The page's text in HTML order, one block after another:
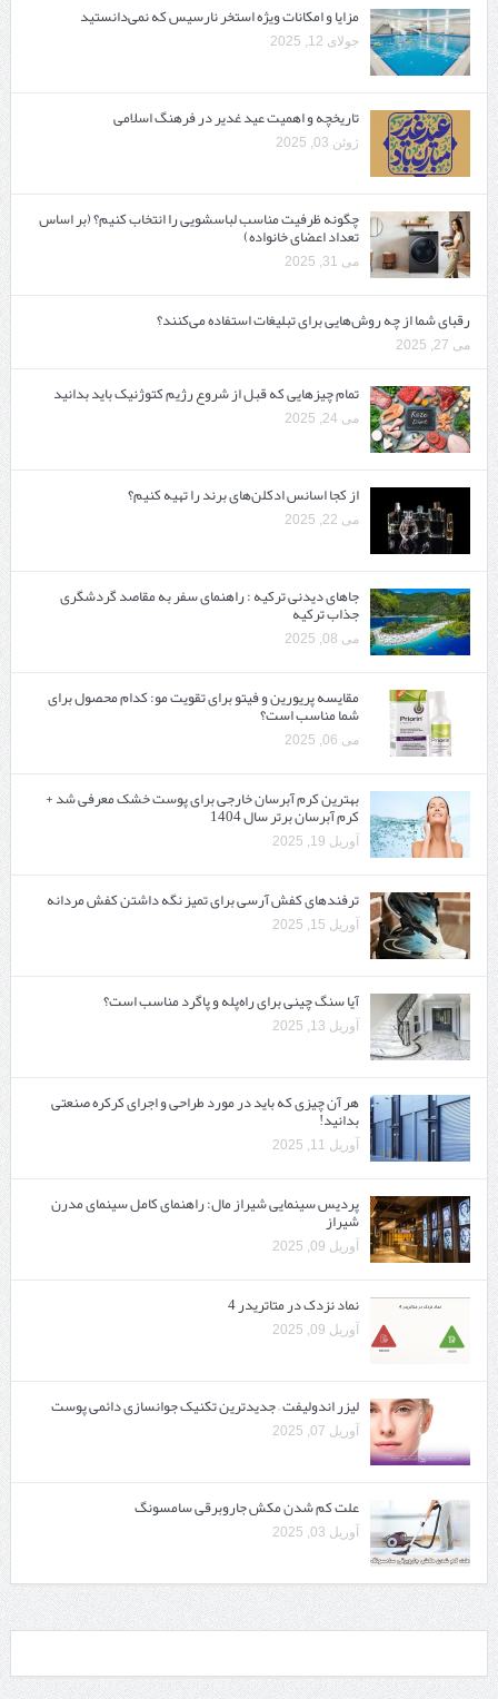
مزایا و امکانات ویژه استخر نارسیس که نمی‌دانستید
جولای 12, 2025
تاریخچه و اهمیت عید غدیر در فرهنگ اسلامی
ژوئن 03, 2025
چگونه ظرفیت مناسب لباسشویی را انتخاب کنیم؟ (بر اساس
تعداد اعضای خانواده)
می 31, 2025
رقبای شما از چه روش‌هایی برای تبلیغات استفاده می‌کنند؟
می 27, 2025
تمام چیزهایی که قبل از شروع رژیم کتوژنیک باید بدانید‎
می 24, 2025
از کجا اسانس ادکلن‌های برند را تهیه کنیم؟
می 22, 2025
جاهای دیدنی ترکیه : راهنمای سفر به مقاصد گردشگری
جذاب ترکیه
می 08, 2025
مقایسه پریورین و فیتو برای تقویت مو: کدام محصول برای
شما مناسب است؟
می 06, 2025
بهترین کرم آبرسان خارجی برای پوست خشک معرفی شد +
کرم آبرسان برتر سال 1404
آوریل 19, 2025
ترفندهای کفش آرسی برای تمیز نگه داشتن کفش مردانه
آوریل 15, 2025
آیا سنگ چینی برای راه‌پله و پاگرد مناسب است؟
آوریل 13, 2025
هر آن چیزی که باید در مورد طراحی و اجرای کرکره صنعتی
بدانید!
آوریل 11, 2025
پردیس سینمایی شیراز مال: راهنمای کامل سینمای مدرن
شیراز
آوریل 09, 2025
نماد نزدک در متاتریدر 4
آوریل 09, 2025
لیزر اندولیفت – جدیدترین تکنیک جوانسازی دائمی پوست
آوریل 07, 2025
علت کم شدن مکش جاروبرقی سامسونگ
آوریل 03, 2025